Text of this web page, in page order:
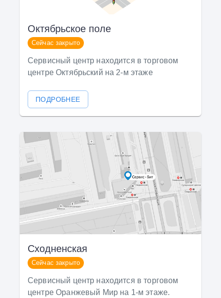
Октябрьское поле
Сейчас закрыто
Сервисный центр находится в торговом
центре Октябрьский на 2-м этаже
ПОДРОБНЕЕ
Сходненская
Сейчас закрыто
Сервисный центр находится в торговом
центре Оранжевый Мир на 1-м этаже.